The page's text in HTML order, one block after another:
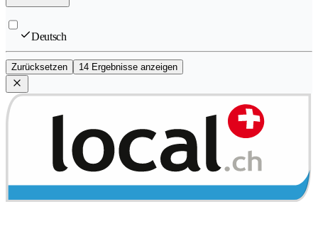
Deutsch
Zurücksetzen 14 Ergebnisse anzeigen